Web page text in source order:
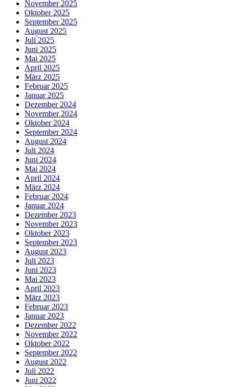
November 2025
Oktober 2025
September 2025
August 2025
Juli 2025
Juni 2025
Mai 2025
April 2025
März 2025
Februar 2025
Januar 2025
Dezember 2024
November 2024
Oktober 2024
September 2024
August 2024
Juli 2024
Juni 2024
Mai 2024
April 2024
März 2024
Februar 2024
Januar 2024
Dezember 2023
November 2023
Oktober 2023
September 2023
August 2023
Juli 2023
Juni 2023
Mai 2023
April 2023
März 2023
Februar 2023
Januar 2023
Dezember 2022
November 2022
Oktober 2022
September 2022
August 2022
Juli 2022
Juni 2022